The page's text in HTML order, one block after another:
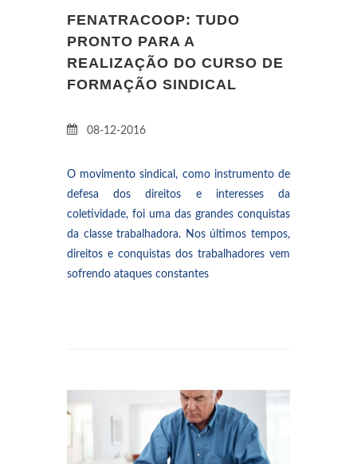
FENATRACOOP: TUDO
PRONTO PARA A
REALIZAÇÃO DO CURSO DE
FORMAÇÃO SINDICAL
08-12-2016
O movimento sindical, como instrumento de
defesa dos direitos e interesses da
coletividade, foi uma das grandes conquistas
da classe trabalhadora. Nos últimos tempos,
direitos e conquistas dos trabalhadores vem
sofrendo ataques constantes